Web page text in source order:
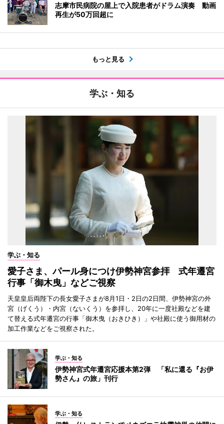
志摩市民病院の屋上で入院患者がドラム演奏 動画
再生が50万回超に
もっと見る
学ぶ・知る
学ぶ・知る
愛子さま、パール身につけ伊勢神宮参拝 式年遷宮
行事「御木曳」などご視察
天皇皇后両陛下の長女愛子さまが8月1日・2日の2日間、伊勢神宮の外
宮（げくう）・内宮（ないくう）を参拝し、20年に一度社殿などを建
て替える式年遷宮の行事「御木曳（おきひき）」や社殿に使う御用材の
加工作業などをご視察された。
学ぶ・知る
伊勢神宮式年遷宮応援本第2弾 「私に還る『お伊
勢さん』の旅」刊行
学ぶ・知る